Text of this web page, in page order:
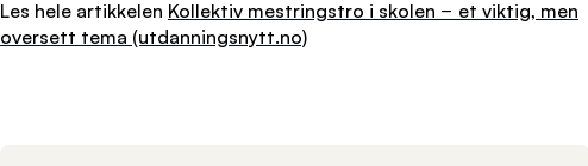
Les hele artikkelen Kollektiv mestringstro i skolen − et viktig, men
oversett tema (utdanningsnytt.no)